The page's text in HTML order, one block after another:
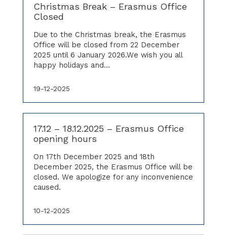
Christmas Break – Erasmus Office
Closed
Due to the Christmas break, the Erasmus
Office will be closed from 22 December
2025 until 6 January 2026.We wish you all
happy holidays and…
19-12-2025
17.12 – 18.12.2025 – Erasmus Office
opening hours
On 17th December 2025 and 18th
December 2025, the Erasmus Office will be
closed. We apologize for any inconvenience
caused.
10-12-2025